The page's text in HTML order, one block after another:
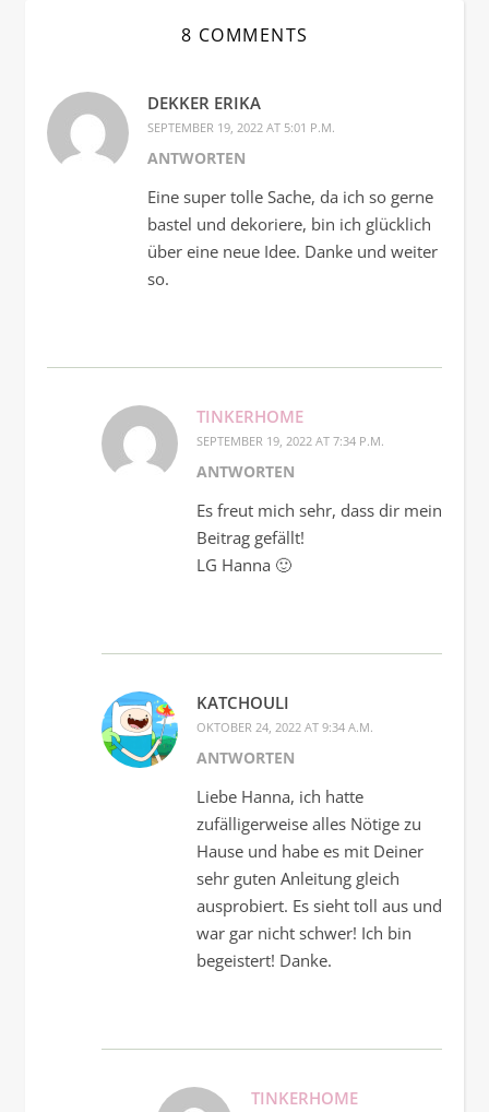
8 COMMENTS
DEKKER ERIKA
SEPTEMBER 19, 2022 AT 5:01 P.M.
ANTWORTEN
Eine super tolle Sache, da ich so gerne
bastel und dekoriere, bin ich glücklich
über eine neue Idee. Danke und weiter
so.
TINKERHOME
SEPTEMBER 19, 2022 AT 7:34 P.M.
ANTWORTEN
Es freut mich sehr, dass dir mein
Beitrag gefällt!
LG Hanna 🙂
KATCHOULI
OKTOBER 24, 2022 AT 9:34 A.M.
ANTWORTEN
Liebe Hanna, ich hatte
zufälligerweise alles Nötige zu
Hause und habe es mit Deiner
sehr guten Anleitung gleich
ausprobiert. Es sieht toll aus und
war gar nicht schwer! Ich bin
begeistert! Danke.
TINKERHOME